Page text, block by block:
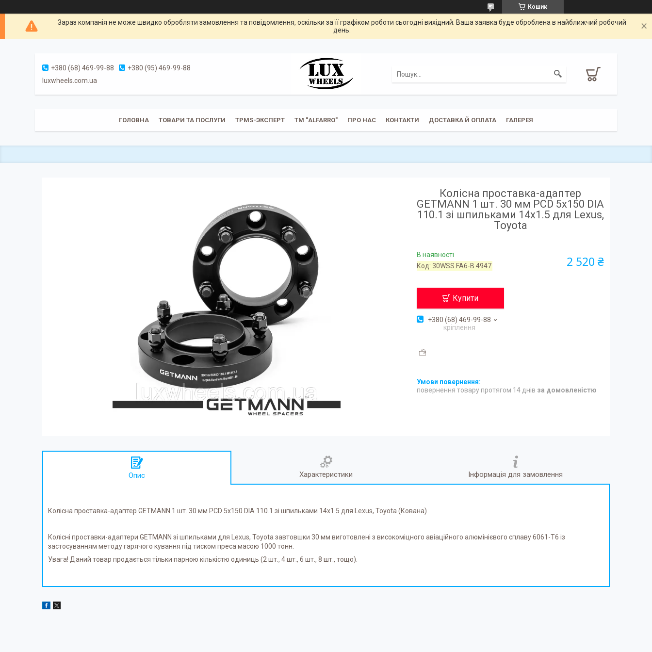
Кошик
Зараз компанія не може швидко обробляти замовлення та повідомлення, оскільки за її графіком роботи сьогодні вихідний. Ваша заявка буде оброблена в найближчий робочий
день.
+380 (68) 469-99-88
+380 (95) 469-99-88
luxwheels.com.ua
ГОЛОВНА ТОВАРИ ТА ПОСЛУГИ TPMS-ЭКСПЕРТ ТМ "ALFARRO" ПРО НАС КОНТАКТИ ДОСТАВКА Й ОПЛАТА ГАЛЕРЕЯ
Колісна проставка-адаптер
GETMANN 1 шт. 30 мм PCD 5x150 DIA
110.1 зі шпильками 14x1.5 для Lexus,
Toyota
В наявності
Код:30WSS.FA6-B.4947 2 520 ₴
Купити
+380 (68) 469-99-88
кріплення
повернення товару протягом 14 днів за домовленістю
Опис Характеристики Інформація для замовлення
Колісна проставка-адаптер GETMANN 1 шт. 30 мм PCD 5x150 DIA 110.1 зі шпильками 14x1.5 для Lexus, Toyota (Кована)
Колісні проставки-адаптери GETMANN зі шпильками для Lexus, Toyota завтовшки 30 мм виготовлені з високоміцного авіаційного алюмінієвого сплаву 6061-Т6 із
застосуванням методу гарячого кування під тиском преса масою 1000 тонн.
Увага! Даний товар продається тільки парною кількістю одиниць (2 шт., 4 шт., 6 шт., 8 шт., тощо).